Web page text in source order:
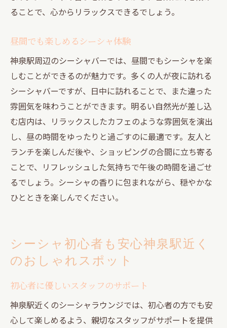
ることで、心からリラックスできるでしょう。
昼間でも楽しめるシーシャ体験
神泉駅周辺のシーシャバーでは、昼間でもシーシャを楽
しむことができるのが魅力です。多くの人が夜に訪れる
シーシャバーですが、日中に訪れることで、また違った
雰囲気を味わうことができます。明るい自然光が差し込
む店内は、リラックスしたカフェのような雰囲気を演出
し、昼の時間をゆったりと過ごすのに最適です。友人と
ランチを楽しんだ後や、ショッピングの合間に立ち寄る
ことで、リフレッシュした気持ちで午後の時間を過ごせ
るでしょう。シーシャの香りに包まれながら、穏やかな
ひとときを楽しんでください。
シーシャ初心者も安心神泉駅近く
のおしゃれスポット
初心者に優しいスタッフのサポート
神泉駅近くのシーシャラウンジでは、初心者の方でも安
心して楽しめるよう、親切なスタッフがサポートを提供